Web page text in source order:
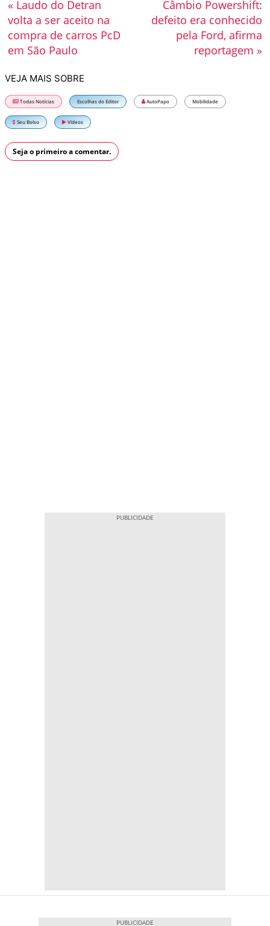
Câmbio Powershift:
defeito era conhecido
pela Ford, afirma
reportagem »
« Laudo do Detran
volta a ser aceito na
compra de carros PcD
em São Paulo
VEJA MAIS SOBRE
Todas Notícias Escolhas do Editor AutoPapo Mobilidade
Seu Bolso Vídeos
Seja o primeiro a comentar.